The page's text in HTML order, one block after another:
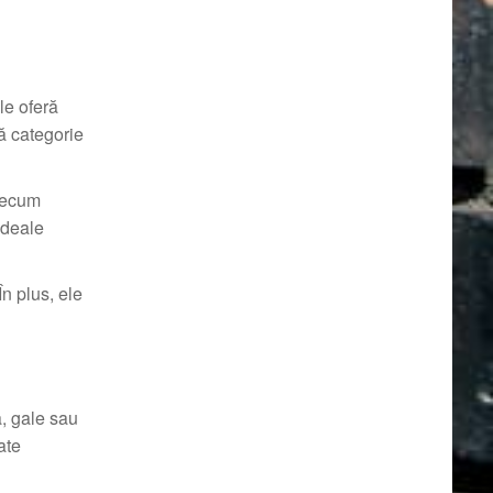
oferă
categorie
plus, ele
gale sau